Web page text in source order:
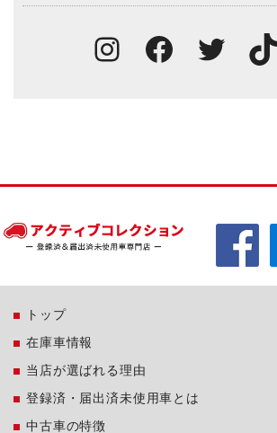
Instagram
トップ
在庫車情報
当店が選ばれる理由
登録済・届出済未使用車とは
中古車の特徴